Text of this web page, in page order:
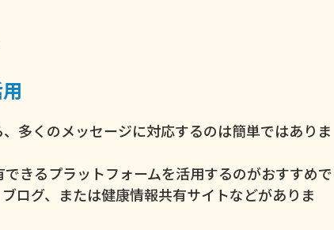
多くのメッセージに対応するのは簡単ではありま
きるプラットフォームを活用するのがおすすめで
ログ、または健康情報共有サイトなどがありま